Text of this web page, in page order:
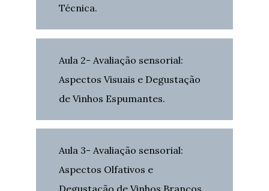
Técnica.
Aula 2- Avaliação sensorial:
Aspectos Visuais e Degustação
de Vinhos Espumantes.
Aula 3- Avaliação sensorial:
Aspectos Olfativos e
Degustação de Vinhos Brancos.